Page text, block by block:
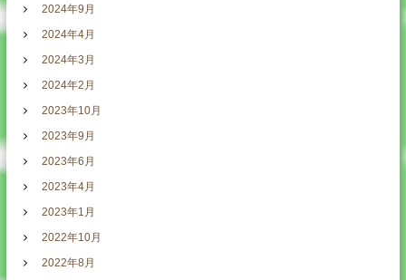
2024年9月
2024年4月
2024年3月
2024年2月
2023年10月
2023年9月
2023年6月
2023年4月
2023年1月
2022年10月
2022年8月